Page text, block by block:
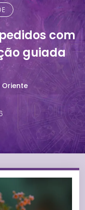
com
guiada
Oriente